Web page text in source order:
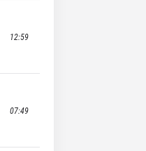
12:59
07:49